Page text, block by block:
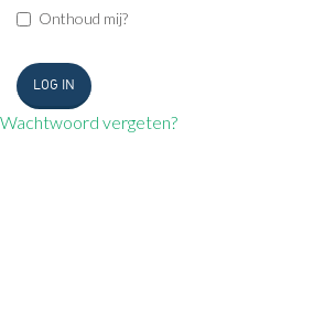
Onthoud mij?
LOG IN
Wachtwoord vergeten?